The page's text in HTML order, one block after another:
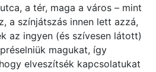
a tér, maga a város – mint
a színjátszás innen lett azzá,
az ingyen (és szívesen látott)
magukat, így
elveszítsék kapcsolatukat